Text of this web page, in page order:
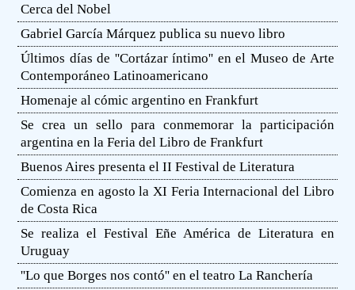
Cerca del Nobel
Gabriel García Márquez publica su nuevo libro
Últimos días de ''Cortázar íntimo'' en el Museo de Arte
Contemporáneo Latinoamericano
Homenaje al cómic argentino en Frankfurt
Se crea un sello para conmemorar la participación
argentina en la Feria del Libro de Frankfurt
Buenos Aires presenta el II Festival de Literatura
Comienza en agosto la XI Feria Internacional del Libro
de Costa Rica
Se realiza el Festival Eñe América de Literatura en
Uruguay
''Lo que Borges nos contó'' en el teatro La Ranchería